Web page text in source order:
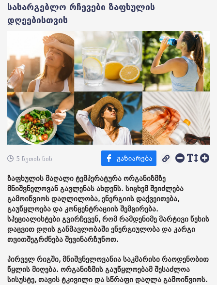
სასარგებლო რჩევები ზაფხულის
დღეებისთვის
5 წუთის წინ
ზაფხულის მაღალი ტემპერატურა ორგანიზმზე
მნიშვნელოვან გავლენას ახდენს. სიცხემ შეიძლება
გამოიწვიოს დაღლილობა, ენერგიის დაქვეითება,
გაუწყლოება და კონცენტრაციის შემცირება.
სპეციალისტები გვირჩევენ, რომ რამდენიმე მარტივი წესის
დაცვით დღის განმავლობაში ენერგიულობა და კარგი
თვითშეგრძნება შევინარჩუნოთ.
პირველ რიგში, მნიშვნელოვანია საკმარისი რაოდენობით
წყლის მიღება. ორგანიზმის გაუწყლოებამ შესაძლოა
სისუსტე, თავის ტკივილი და სწრაფი დაღლა გამოიწვიოს.